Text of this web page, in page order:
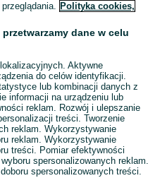
przeglądania. Polityka cookies,
dane w celu
Aktywne
do celów identyfikacji.
lub kombinacji danych z
informacji na urządzeniu lub
reklam. Rozwój i ulepszanie
treści. Tworzenie
reklam. Wykorzystywanie
reklam. Wykorzystywanie
treści. Pomiar efektywności
spersonalizowanych reklam.
spersonalizowanych treści.